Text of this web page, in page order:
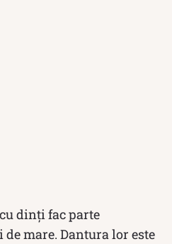
dinți fac parte
mare. Dantura lor este